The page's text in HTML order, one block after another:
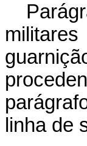
linha de